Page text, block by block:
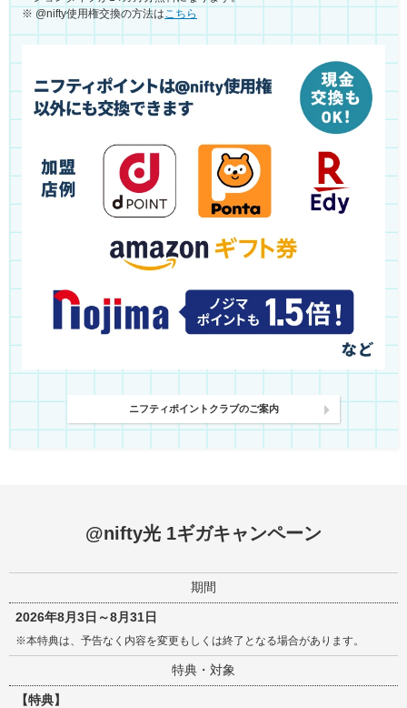
※ @nifty使用権交換の方法はこちら
ニフティポイントクラブのご案内
@nifty光 1ギガキャンペーン
期間
2026年8月3日～8月31日
※本特典は、予告なく内容を変更もしくは終了となる場合があります。
特典・対象
【特典】